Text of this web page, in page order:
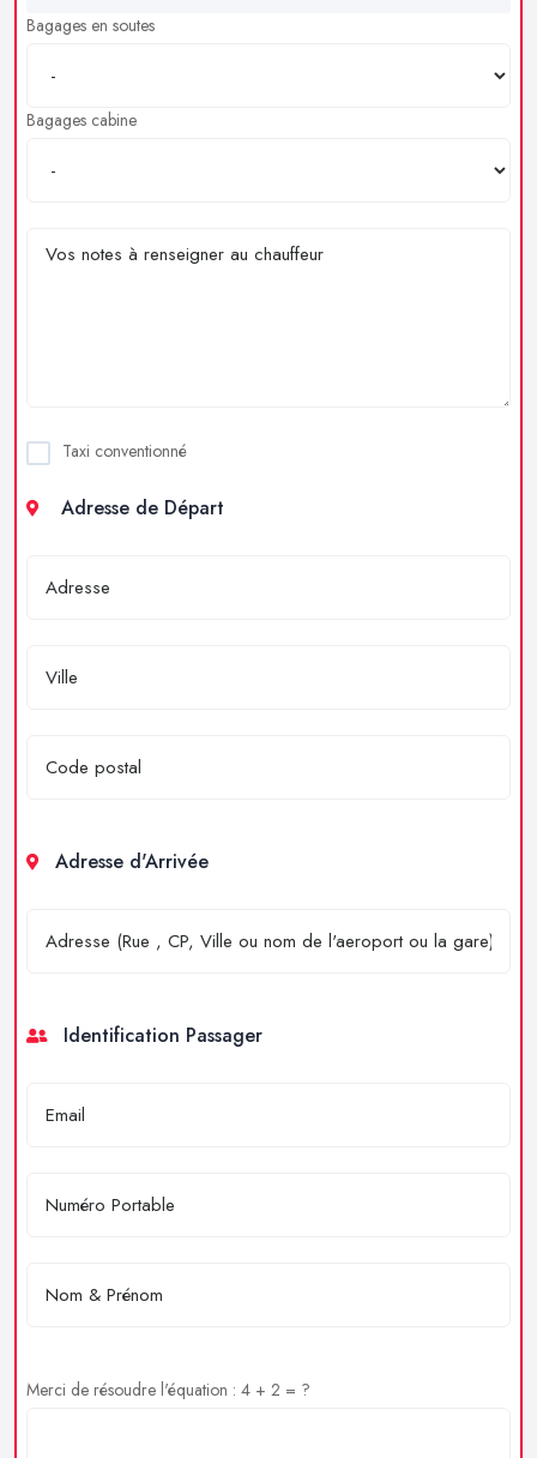
Bagages en soutes
Bagages cabine
Taxi conventionné
Adresse de Départ
Adresse d'Arrivée
Identification Passager
Merci de résoudre l'équation : 4 + 2 = ?